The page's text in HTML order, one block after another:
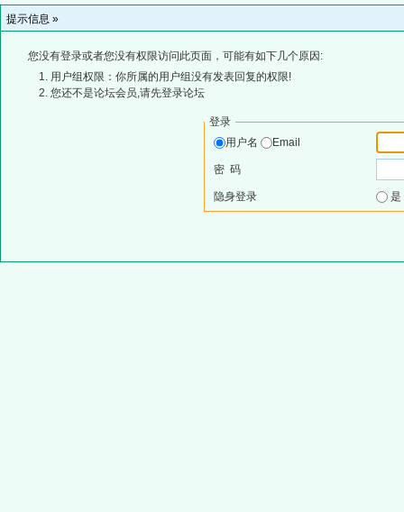
提示信息 »
您没有登录或者您没有权限访问此页面，可能有如下几个原因:
用户组权限：你所属的用户组没有发表回复的权限!
您还不是论坛会员,请先登录论坛
登录
用户名
Email
密 码
隐身登录